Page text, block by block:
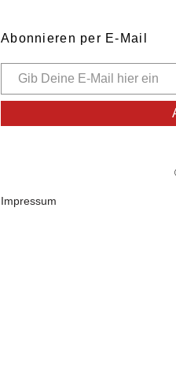
Abonnieren per E-Mail
Impressum